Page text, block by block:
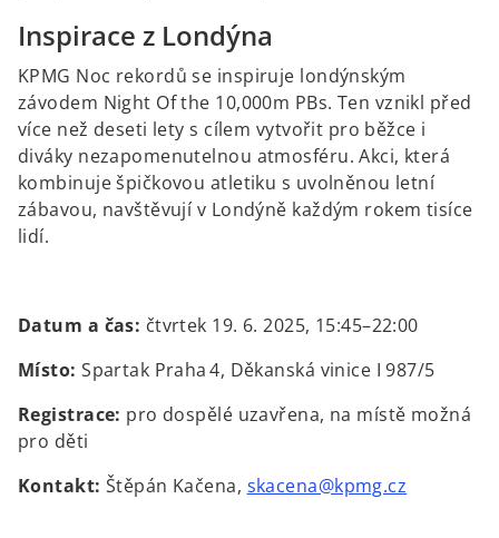
Inspirace z Londýna
KPMG Noc rekordů se inspiruje londýnským
závodem Night Of the 10,000m PBs. Ten vznikl před
více než deseti lety s cílem vytvořit pro běžce i
diváky nezapomenutelnou atmosféru. Akci, která
kombinuje špičkovou atletiku s uvolněnou letní
zábavou, navštěvují v Londýně každým rokem tisíce
lidí.
Datum a čas: čtvrtek 19. 6. 2025, 15:45–22:00
Místo:Spartak Praha 4, Děkanská vinice I 987/5
Registrace: pro dospělé uzavřena, na místě možná
pro děti
Kontakt: Štěpán Kačena, skacena@kpmg.cz